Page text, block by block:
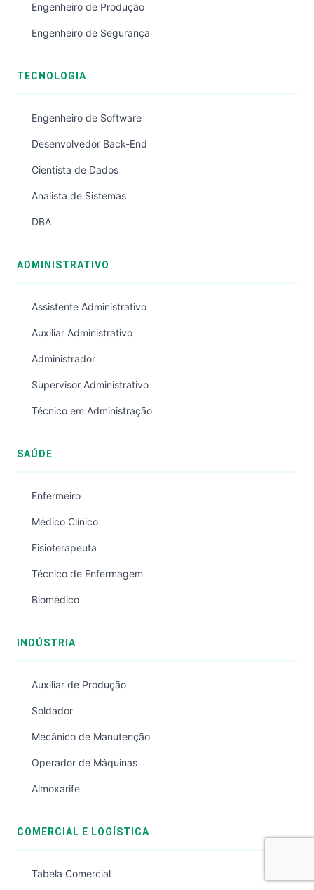
Engenheiro de Produção
Engenheiro de Segurança
TECNOLOGIA
Engenheiro de Software
Desenvolvedor Back-End
Cientista de Dados
Analista de Sistemas
DBA
ADMINISTRATIVO
Assistente Administrativo
Auxiliar Administrativo
Administrador
Supervisor Administrativo
Técnico em Administração
SAÚDE
Enfermeiro
Médico Clínico
Fisioterapeuta
Técnico de Enfermagem
Biomédico
INDÚSTRIA
Auxiliar de Produção
Soldador
Mecânico de Manutenção
Operador de Máquinas
Almoxarife
COMERCIAL E LOGÍSTICA
Tabela Comercial